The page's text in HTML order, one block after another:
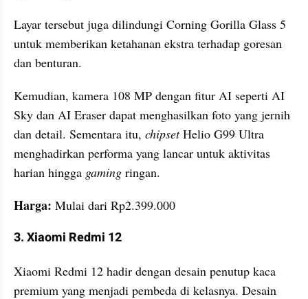
Layar tersebut juga dilindungi Corning Gorilla Glass 5
untuk memberikan ketahanan ekstra terhadap goresan
dan benturan.
Kemudian, kamera 108 MP dengan fitur AI seperti AI
Sky dan AI Eraser dapat menghasilkan foto yang jernih
dan detail. Sementara itu, chipset Helio G99 Ultra
menghadirkan performa yang lancar untuk aktivitas
harian hingga gaming ringan.
Harga: Mulai dari Rp2.399.000
3. Xiaomi Redmi 12
Xiaomi Redmi 12 hadir dengan desain penutup kaca
premium yang menjadi pembeda di kelasnya. Desain